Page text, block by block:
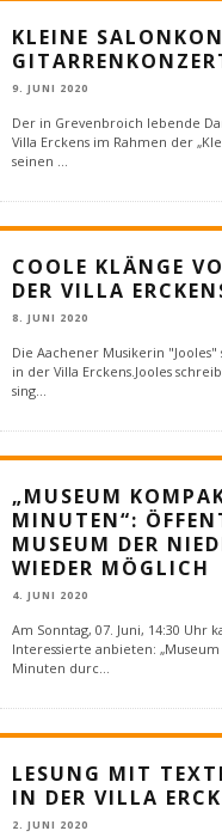
KLEINE
9. JUNI 2020
Der in Grevenbroich lebende
Villa Erckens im Rahmen der
seinen ...
COOLE KLÄNGE
DER VILLA
8. JUNI 2020
Die Aachener Musikerin "Jooles"
in der Villa Erckens.Jooles
sing...
„MUSEUM
MINUTEN“:
MUSEUM DER
WIEDER MÖGLICH
4. JUNI 2020
Am Sonntag, 07. Juni, 14:30 Uhr
Interessierte anbieten:
Minuten durc...
LESUNG MIT
IN DER VILLA
2. JUNI 2020